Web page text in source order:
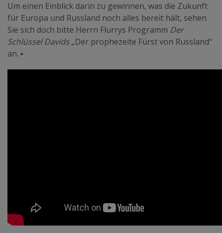
Um einen Einblick darin zu gewinnen, was die Zukunft
für Europa und Russland noch alles bereit hält, sehen
Sie sich doch bitte Herrn Flurrys Programm Der
Schlüssel Davids„Der prophezeite Fürst von Russland“
an. ▪